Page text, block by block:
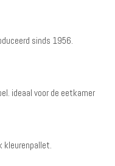
sinds 1956.
ideaal voor de eetkamer
kleurenpallet.